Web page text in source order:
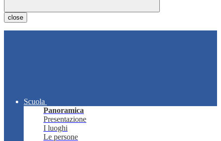
close
Scuola
Panoramica
Presentazione
I luoghi
Le persone